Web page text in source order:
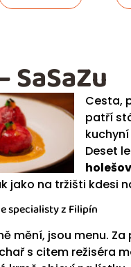
Cesta,
patří
Deset
jako na tržišti kdesi
specialisty z Filipín
mění, jsou menu.
s citem režiséra
SaSaZu